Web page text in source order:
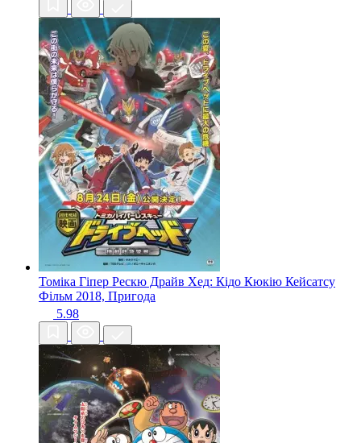
Томіка Гіпер Рескю Драйв Хед: Кідо Кюкію Кейсатсу
Фільм 2018, Пригода
5.98